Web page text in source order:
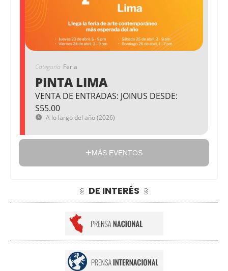
Categoría Feria
PINTA LIMA
VENTA DE ENTRADAS: JOINUS DESDE:
S55.00
A lo largo del año (2026)
MÁS EVENTOS
DE INTERÉS